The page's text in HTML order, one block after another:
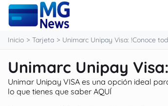
contenido
Inicio Tarjeta Unimarc Unipay Visa: !Conoce
Unimarc Unipay
Unimar Unipay VISA es una opción ideal
lo que tienes que saber AQUÍ